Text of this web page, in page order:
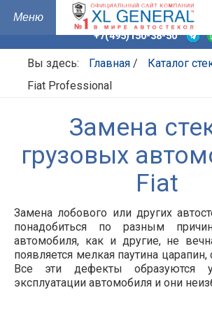
+7(495)150-38-50
Вы здесь: Главная / Каталог
Fiat Professional
Замена
грузовых
Fiat
Замена лобового или других
понадобиться по разным
автомобиля, как и другие, не
появляется мелкая паутина
Все эти дефекты образуются
эксплуатации автомобиля и они